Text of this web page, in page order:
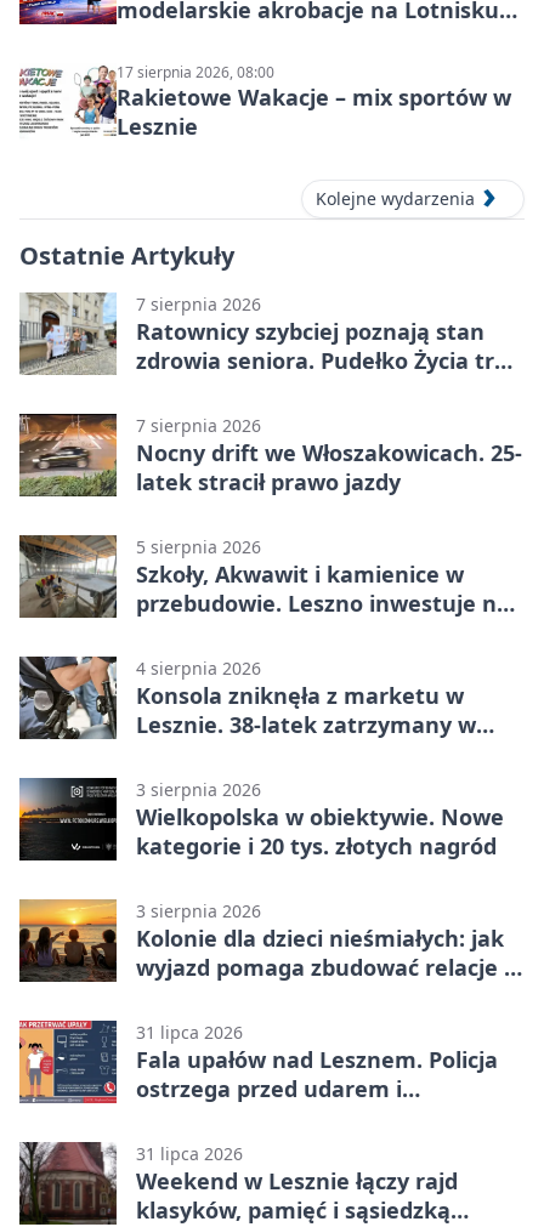
modelarskie akrobacje na Lotnisku
17 sierpnia 2026, 08:00
Rakietowe Wakacje – mix sportów w
Lesznie
Kolejne wydarzenia
Ostatnie Artykuły
7 sierpnia 2026
Ratownicy szybciej poznają stan
zdrowia seniora. Pudełko Życia trafi
7 sierpnia 2026
Nocny drift we Włoszakowicach. 25-
latek stracił prawo jazdy
5 sierpnia 2026
Szkoły, Akwawit i kamienice w
przebudowie. Leszno inwestuje na
4 sierpnia 2026
Konsola zniknęła z marketu w
Lesznie. 38-latek zatrzymany w
3 sierpnia 2026
Wielkopolska w obiektywie. Nowe
kategorie i 20 tys. złotych nagród
3 sierpnia 2026
Kolonie dla dzieci nieśmiałych: jak
wyjazd pomaga zbudować relacje z
31 lipca 2026
Fala upałów nad Lesznem. Policja
ostrzega przed udarem i
31 lipca 2026
Weekend w Lesznie łączy rajd
klasyków, pamięć i sąsiedzką